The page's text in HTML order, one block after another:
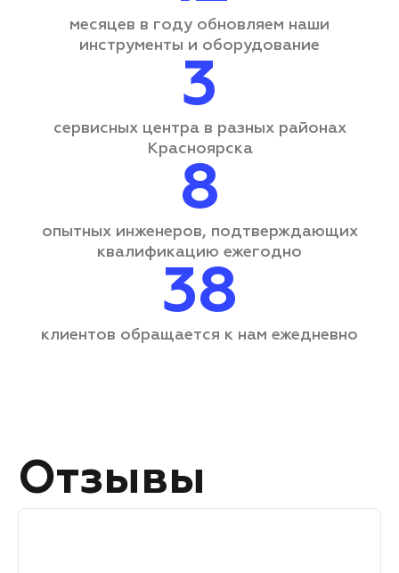
месяцев в году обновляем наши
инструменты и оборудование
3
сервисных центра в разных районах
Красноярска
8
опытных инженеров, подтверждающих
квалификацию ежегодно
38
клиентов обращается к нам ежедневно
Отзывы